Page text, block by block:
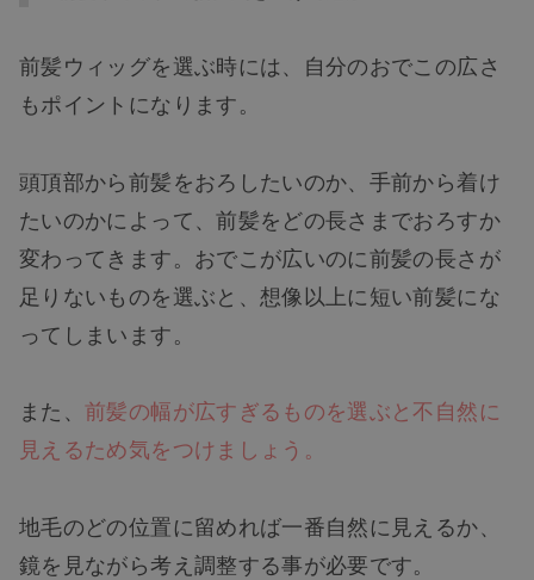
前髪ウィッグを選ぶ時には、自分のおでこの広さ
もポイントになります。
頭頂部から前髪をおろしたいのか、手前から着け
たいのかによって、前髪をどの長さまでおろすか
変わってきます。おでこが広いのに前髪の長さが
足りないものを選ぶと、想像以上に短い前髪にな
ってしまいます。
また、 前髪の幅が広すぎるものを選ぶと不自然に
見えるため気をつけましょう。
地毛のどの位置に留めれば一番自然に見えるか、
鏡を見ながら考え調整する事が必要です。